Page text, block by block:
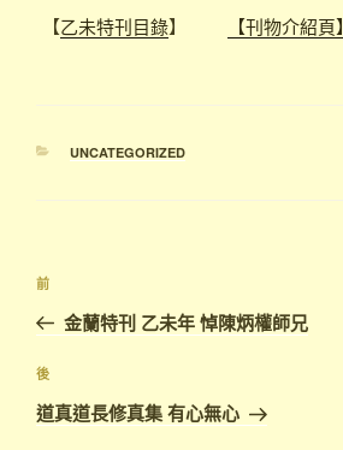
【乙未特刊目錄】 【刊物介紹頁】
分
UNCATEGORIZED
文
導
覽
上
一
篇
文
章
前
金蘭特刊 乙未年 悼陳炳權師兄
下
篇
文
後
道真道長修真集 有心無心